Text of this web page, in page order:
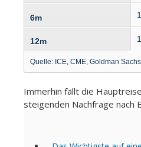
6m
12m
Quelle: ICE, CME, Goldman
Immerhin fällt die
steigenden Nachfrage nach